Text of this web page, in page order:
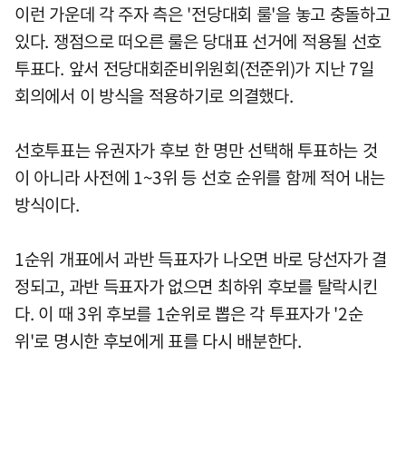
이런 가운데 각 주자 측은 '전당대회 룰'을 놓고 충돌하고
있다. 쟁점으로 떠오른 룰은 당대표 선거에 적용될 선호
투표다. 앞서 전당대회준비위원회(전준위)가 지난 7일
회의에서 이 방식을 적용하기로 의결했다.
선호투표는 유권자가 후보 한 명만 선택해 투표하는 것
이 아니라 사전에 1~3위 등 선호 순위를 함께 적어 내는
방식이다.
1순위 개표에서 과반 득표자가 나오면 바로 당선자가 결
정되고, 과반 득표자가 없으면 최하위 후보를 탈락시킨
다. 이 때 3위 후보를 1순위로 뽑은 각 투표자가 '2순
위'로 명시한 후보에게 표를 다시 배분한다.